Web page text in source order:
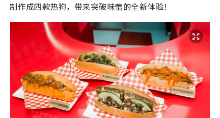
制作成四款热狗，带来突破味蕾的全新体验！